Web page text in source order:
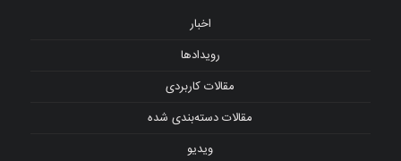
اخبار
رویدادها
مقالات کاربردی
مقالات دسته‌بندی شده
ویدیو